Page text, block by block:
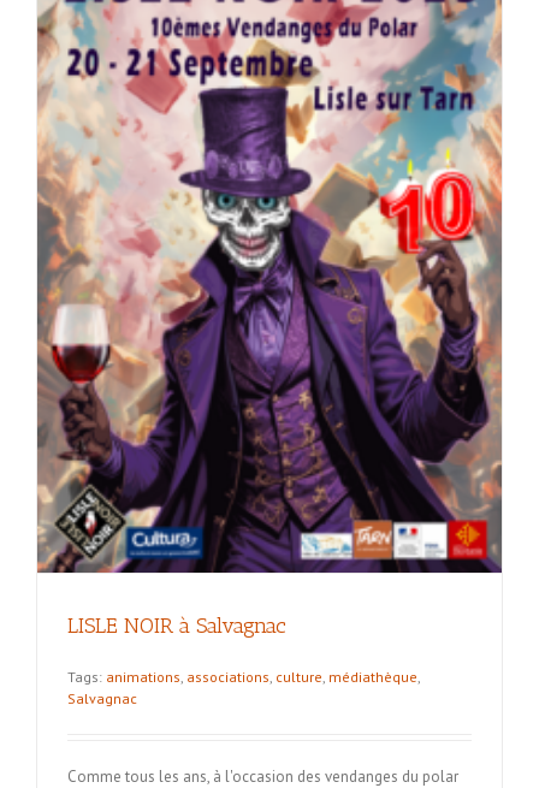
LISLE NOIR à Salvagnac
Tags: animations associations culture médiathèque
Salvagnac
Comme tous les ans, à l'occasion des vendanges du polar